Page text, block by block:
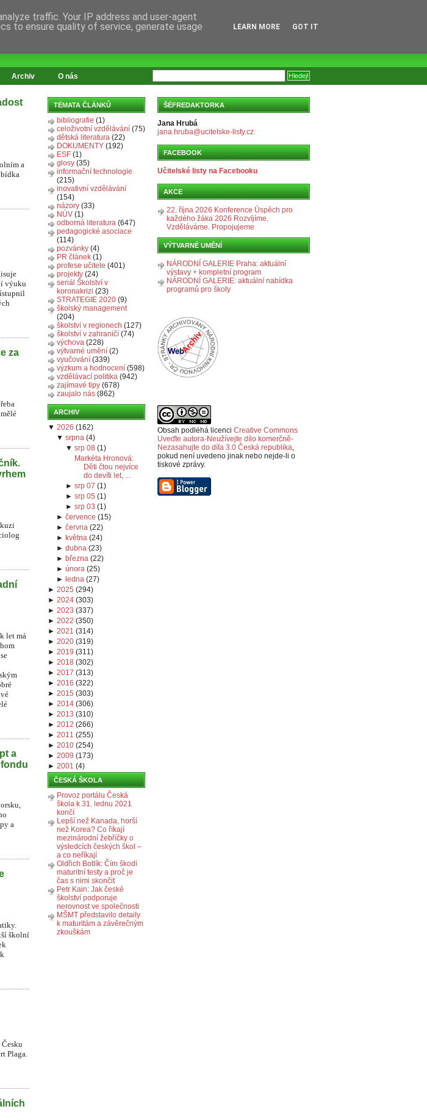
Archiv O nás
a
výuku
za
let má
a
a
školní
Plaga.
TÉMATA ČLÁNKŮ
bibliografie (1)
celoživotní vzdělávání (75)
dětská literatura (22)
DOKUMENTY (192)
ESF (1)
glosy (35)
informační technologie
(215)
inovativní vzdělávání
(154)
názory (33)
NÚV (1)
odborná literatura (647)
pedagogické asociace
(114)
pozvánky (4)
PR článek (1)
profese učitele (401)
projekty (24)
seriál Školství v
koronakrizi (23)
STRATEGIE 2020 (9)
školský management
(204)
školství v regionech (127)
školství v zahraničí (74)
výchova (228)
výtvarné umění (2)
vyučování (339)
výzkum a hodnocení (598)
vzdělávací politika (942)
zajímavé tipy (678)
zaujalo nás (862)
ARCHIV
▼ 2026 (162)
▼srpna (4)
▼ srp 08 (1)
Markéta Hronová:
Děti čtou nejvíce
do devíti let, ...
► srp 07 (1)
► srp 05 (1)
► srp 03 (1)
►července (15)
►června (22)
► května (24)
►dubna (23)
► března (22)
►února (25)
► ledna (27)
► 2025 (294)
► 2024 (303)
► 2023 (337)
► 2022 (350)
► 2021 (314)
► 2020 (319)
► 2019 (311)
► 2018 (302)
► 2017 (313)
► 2016 (322)
► 2015 (303)
► 2014 (306)
► 2013 (310)
► 2012 (266)
► 2011 (255)
► 2010 (254)
► 2009 (173)
► 2001 (4)
ČESKÁ ŠKOLA
Provoz portálu Česká
škola k 31. lednu 2021
končí
Lepší než Kanada, horší
než Korea? Co říkají
mezinárodní žebříčky o
výsledcích českých škol –
a co neříkají
Oldřich Botlík: Čím škodí
maturitní testy a proč je
čas s nimi skončit
Petr Kain: Jak české
školství podporuje
nerovnost ve společnosti
MŠMT představilo detaily
k maturitám a závěrečným
zkouškám
ŠÉFREDAKTORKA
Jana Hrubá
jana.hruba@ucitelske-listy.cz
FACEBOOK
Učitelské listy na Facebooku
AKCE
22. října 2026 Konference Úspěch pro
každého žáka 2026 Rozvíjíme.
Vzděláváme. Propojujeme
VÝTVARNÉ UMĚNÍ
NÁRODNÍ GALERIE Praha: aktuální
výstavy + kompletní program
NÁRODNÍ GALERIE: aktuální nabídka
programů pro školy
Obsah podléhá licenci Creative Commons
Uveďte autora-Neužívejte dílo komerčně-
Nezasahujte do díla 3.0 Česká republika,
pokud není uvedeno jinak nebo nejde-li o
tiskové zprávy.
traffic. Your IP address and user-agent
to ensure quality of service, generate usage
LEARN MORE GOT IT